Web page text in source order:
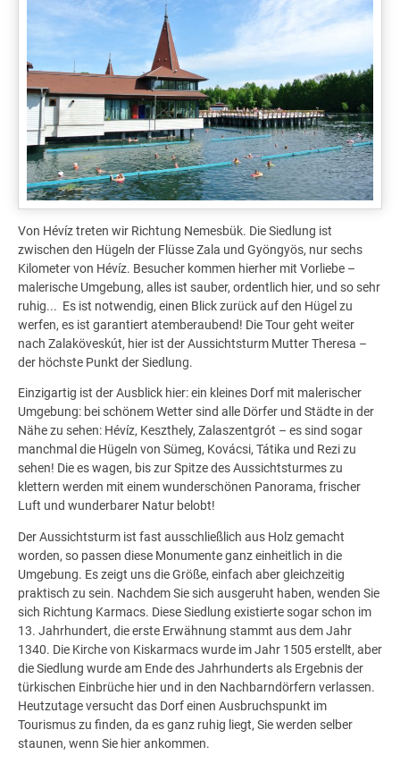
Von Hévíz treten wir Richtung Nemesbük. Die Siedlung ist
zwischen den Hügeln der Flüsse Zala und Gyöngyös, nur sechs
Kilometer von Hévíz. Besucher kommen hierher mit Vorliebe –
malerische Umgebung, alles ist sauber, ordentlich hier, und so sehr
ruhig... Es ist notwendig, einen Blick zurück auf den Hügel zu
werfen, es ist garantiert atemberaubend! Die Tour geht weiter
nach Zalaköveskút, hier ist der Aussichtsturm Mutter Theresa –
der höchste Punkt der Siedlung.
Einzigartig ist der Ausblick hier: ein kleines Dorf mit malerischer
Umgebung: bei schönem Wetter sind alle Dörfer und Städte in der
Nähe zu sehen: Hévíz, Keszthely, Zalaszentgrót – es sind sogar
manchmal die Hügeln von Sümeg, Kovácsi, Tátika und Rezi zu
sehen! Die es wagen, bis zur Spitze des Aussichtsturmes zu
klettern werden mit einem wunderschönen Panorama, frischer
Luft und wunderbarer Natur belobt!
Der Aussichtsturm ist fast ausschließlich aus Holz gemacht
worden, so passen diese Monumente ganz einheitlich in die
Umgebung. Es zeigt uns die Größe, einfach aber gleichzeitig
praktisch zu sein. Nachdem Sie sich ausgeruht haben, wenden Sie
sich Richtung Karmacs. Diese Siedlung existierte sogar schon im
13. Jahrhundert, die erste Erwähnung stammt aus dem Jahr
1340. Die Kirche von Kiskarmacs wurde im Jahr 1505 erstellt, aber
die Siedlung wurde am Ende des Jahrhunderts als Ergebnis der
türkischen Einbrüche hier und in den Nachbarndörfern verlassen.
Heutzutage versucht das Dorf einen Ausbruchspunkt im
Tourismus zu finden, da es ganz ruhig liegt, Sie werden selber
staunen, wenn Sie hier ankommen.